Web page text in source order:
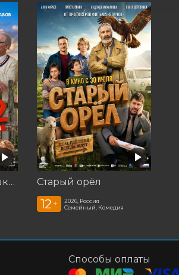
На деревню дедушке 2 Старый орёл
12 +
2026, Россия
Семейный, Комедия
Способы оплаты